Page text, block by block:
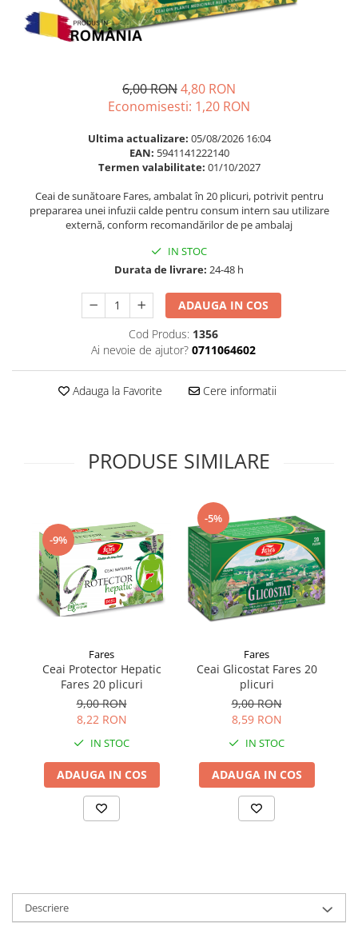
Omega 3
Slabire si control greutate
Somn stres si anxietate
Supliment Calciu
Supliment Magneziu
Supliment Vitamina B
Supliment Vitamina C
Supliment Vitamina D3
Supliment Vitamina E
Tuse gat si respiratie
Ingrijire par
Balsam masca si tratament
6,00 RON4,80 RON
Economisesti: 1,20 RON
Ultima actualizare: 05/08/2026 16:04
EAN: 5941141222140
Termen valabilitate: 01/10/2027
Ceai de sunătoare Fares, ambalat în 20 plicuri, potrivit pentru
prepararea unei infuzii calde pentru consum intern sau utilizare
externă, conform recomandărilor de pe ambalaj
IN STOC
Durata de livrare: 24-48 h
ADAUGA IN COS
Cod Produs: 1356
Ai nevoie de ajutor? 0711064602
Adauga la Favorite Cere informatii
PRODUSE SIMILARE
-9%
Fares
Ceai Protector Hepatic
Fares 20 plicuri
9,00 RON
8,22 RON
IN STOC
ADAUGA IN COS
-5%
Fares
Ceai Glicostat Fares 20
plicuri
9,00 RON
8,59 RON
IN STOC
ADAUGA IN COS
Descriere